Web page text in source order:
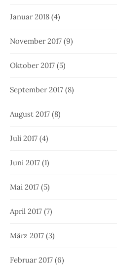
Januar 2018 (4)
November 2017 (9)
Oktober 2017 (5)
September 2017 (8)
August 2017 (8)
Juli 2017 (4)
Juni 2017 (1)
Mai 2017 (5)
April 2017 (7)
März 2017 (3)
Februar 2017 (6)